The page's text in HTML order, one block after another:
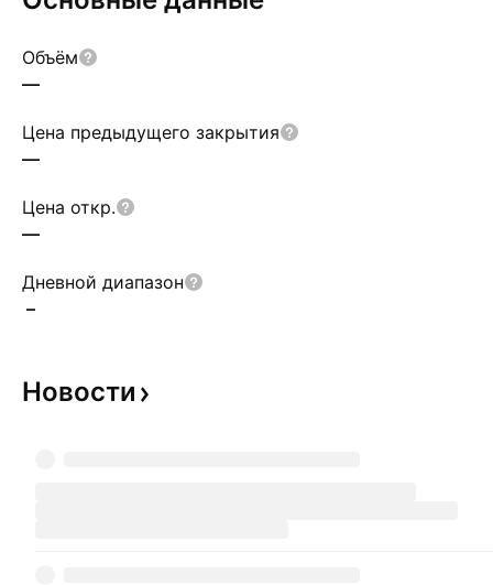
Объём
—
Цена предыдущего закрытия
—
Цена откр.
—
Дневной диапазон
–
Новости